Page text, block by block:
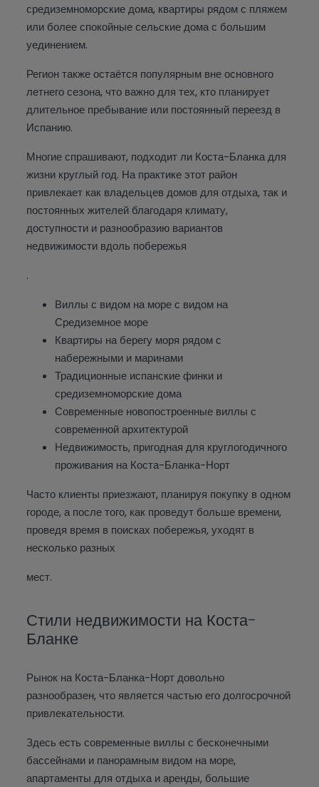
средиземноморские дома, квартиры рядом с пляжем
или более спокойные сельские дома с большим
уединением.
Регион также остаётся популярным вне основного
летнего сезона, что важно для тех, кто планирует
длительное пребывание или постоянный переезд в
Испанию.
Многие спрашивают, подходит ли Коста-Бланка для
жизни круглый год. На практике этот район
привлекает как владельцев домов для отдыха, так и
постоянных жителей благодаря климату,
доступности и разнообразию вариантов
недвижимости вдоль побережья
.
Виллы с видом на море с видом на
Средиземное море
Квартиры на берегу моря рядом с
набережными и маринами
Традиционные испанские финки и
средиземноморские дома
Современные новопостроенные виллы с
современной архитектурой
Недвижимость, пригодная для круглогодичного
проживания на Коста-Бланка-Норт
Часто клиенты приезжают, планируя покупку в одном
городе, а после того, как проведут больше времени,
проведя время в поисках побережья, уходят в
несколько разных
мест.
Стили недвижимости на Коста-
Бланке
Рынок на Коста-Бланка-Норт довольно
разнообразен, что является частью его долгосрочной
привлекательности.
Здесь есть современные виллы с бесконечными
бассейнами и панорамным видом на море,
апартаменты для отдыха и аренды, большие